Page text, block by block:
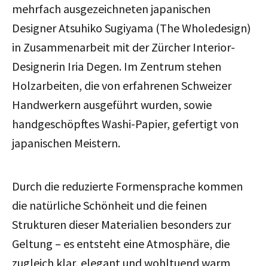
mehrfach ausgezeichneten japanischen
Designer Atsuhiko Sugiyama (The Wholedesign)
in Zusammenarbeit mit der Zürcher Interior-
Designerin Iria Degen. Im Zentrum stehen
Holzarbeiten, die von erfahrenen Schweizer
Handwerkern ausgeführt wurden, sowie
handgeschöpftes Washi-Papier, gefertigt von
japanischen Meistern.
Durch die reduzierte Formensprache kommen
die natürliche Schönheit und die feinen
Strukturen dieser Materialien besonders zur
Geltung – es entsteht eine Atmosphäre, die
zugleich klar, elegant und wohltuend warm